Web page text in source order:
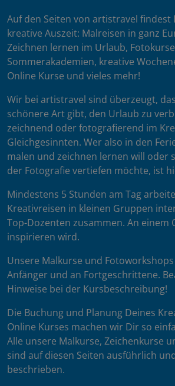
Auf den Seiten von artistravel findest
kreative Auszeit: Malreisen in ganz
Zeichnen lernen im Urlaub,
Sommerakademien, kreative
Online Kurse und vieles mehr!
Wir bei artistravel sind überzeugt,
schönere Art gibt, den Urlaub zu
zeichnend oder fotografierend im
Gleichgesinnten. Wer also in den
malen und zeichnen lernen will oder
der Fotografie vertiefen möchte, ist
Mindestens 5 Stunden am Tag
Kreativreisen in kleinen Gruppen
Top-Dozenten zusammen. An einem
inspirieren wird.
Unsere Malkurse und
Anfänger und an Fortgeschrittene.
Hinweise bei der Kursbeschreibung!
Die Buchung und Planung Deines
Online Kurses machen wir Dir so
Alle unsere Malkurse, Zeichenkurse
sind auf diesen Seiten ausführlich
beschrieben.